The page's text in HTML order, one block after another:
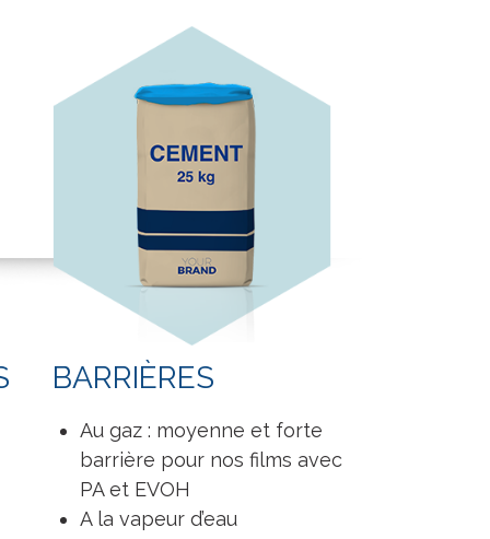
BARRIÈRES
Au gaz : moyenne et forte
barrière pour nos films avec
PA et EVOH
A la vapeur d’eau